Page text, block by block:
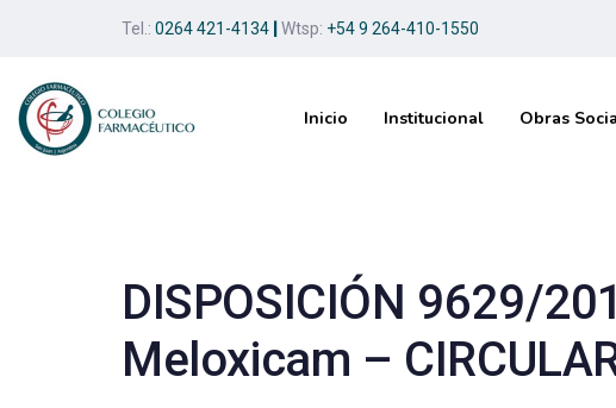
primary
navigation
Skip
Tel.: 0264 421-4134 Wtsp: +54 9 264-410-1550
Inicio Institucional Obras
DISPOSICIÓN 9629/
Meloxicam –